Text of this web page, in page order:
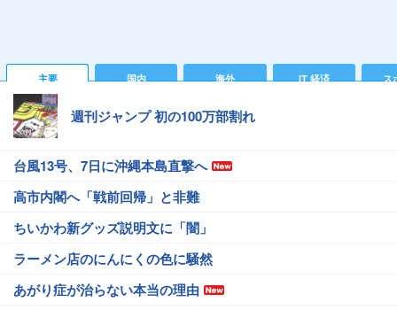
主要 国内 海外 IT 経済 ス
週刊ジャンプ 初の100万部割れ
台風13号、7日に沖縄本島直撃へ
高市内閣へ「戦前回帰」と非難
ちいかわ新グッズ説明文に「闇」
ラーメン店のにんにくの色に騒然
あがり症が治らない本当の理由